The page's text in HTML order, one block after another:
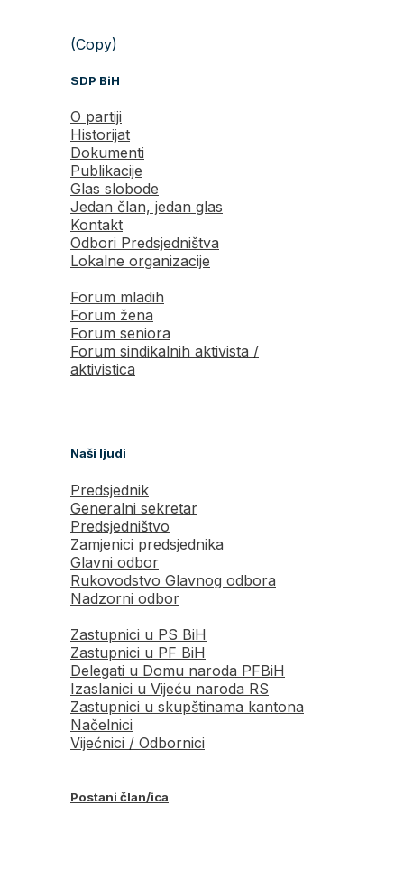
(Copy)
SDP BiH
O partiji
Historijat
Dokumenti
Publikacije
Glas slobode
Jedan član, jedan glas
Kontakt
Odbori Predsjedništva
Lokalne organizacije
Forum mladih
Forum žena
Forum seniora
Forum sindikalnih aktivista /
aktivistica
Naši ljudi
Predsjednik
Generalni sekretar
Predsjedništvo
Zamjenici predsjednika
Glavni odbor
Rukovodstvo Glavnog odbora
Nadzorni odbor
Zastupnici u PS BiH
Zastupnici u PF BiH
Delegati u Domu naroda PFBiH
Izaslanici u Vijeću naroda RS
Zastupnici u skupštinama kantona
Načelnici
Vijećnici / Odbornici
Postani član/ica